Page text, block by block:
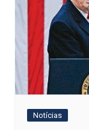
Notícias